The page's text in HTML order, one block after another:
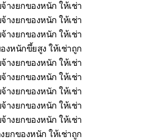
างยกของหนัก ให้เช่า
างยกของหนัก ให้เช่า
างยกของหนัก ให้เช่า
งหนักขึ้ยสูง ให้เช่าถูก
างยกของหนัก ให้เช่า
างยกของหนัก ให้เช่า
างยกของหนัก ให้เช่า
างยกของหนัก ให้เช่า
างยกของหนัก ให้เช่า
ยกของหนัก ให้เช่าถูก